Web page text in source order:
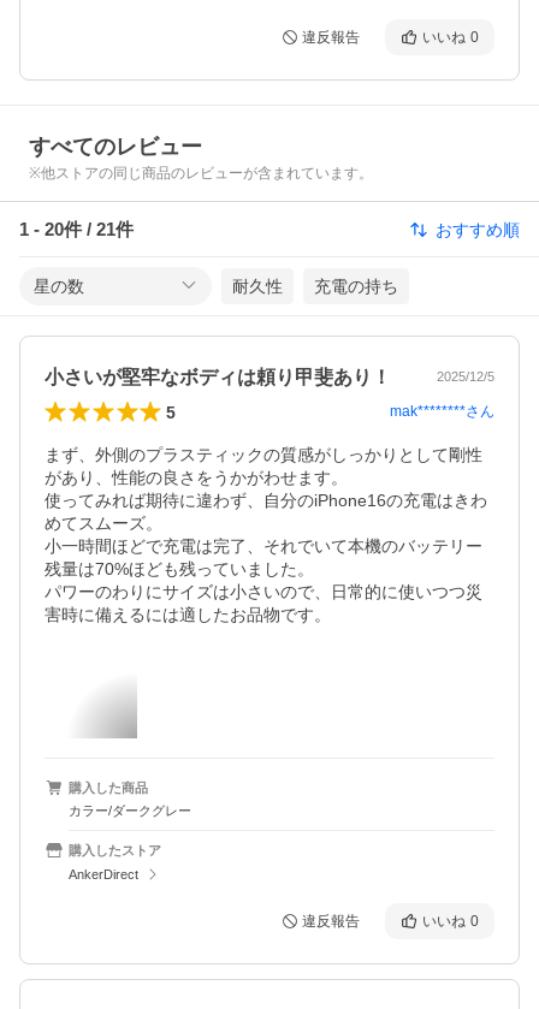
違反報告 いいね 0
すべてのレビュー
※他ストアの同じ商品のレビューが含まれています。
1 - 20件 / 21件 おすすめ順
星の数 耐久性 充電の持ち
小さいが堅牢なボディは頼り甲斐あり！ 2025/12/5
5 mak********さん
まず、外側のプラスティックの質感がしっかりとして剛性
があり、性能の良さをうかがわせます。
使ってみれば期待に違わず、自分のiPhone16の充電はきわ
めてスムーズ。
小一時間ほどで充電は完了、それでいて本機のバッテリー
残量は70%ほども残っていました。
パワーのわりにサイズは小さいので、日常的に使いつつ災
害時に備えるには適したお品物です。
購入した商品
カラー/ダークグレー
購入したストア
AnkerDirect
違反報告 いいね 0